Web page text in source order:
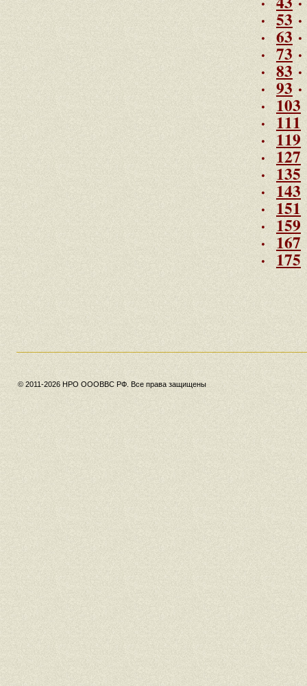
· 53 ·
· 63 ·
· 73 ·
· 83 ·
· 93 ·
· 103
· 111
· 119
· 127
· 135
· 143
· 151
· 159
· 167
· 175
© 2011-2026 НРО ОООВВС РФ. Все права защищены